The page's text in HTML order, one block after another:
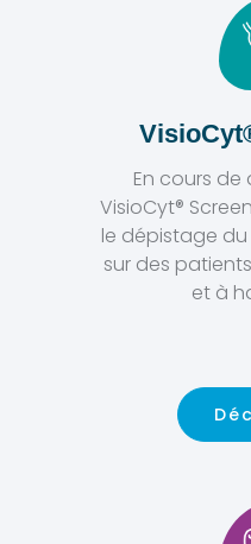
En cours
VisioCyt®
le dépistage
sur des
et à